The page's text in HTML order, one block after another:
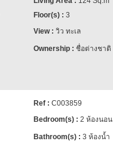
3
วิว ทะเล
ชื่อต่างชาติ
C003859
2 ห้องนอน
3 ห้องน้ำ